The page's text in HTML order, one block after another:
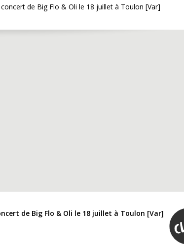
de Big Flo & Oli le 18 juillet à Toulon [Var]
de Big Flo & Oli le 18 juillet à Toulon [Var]